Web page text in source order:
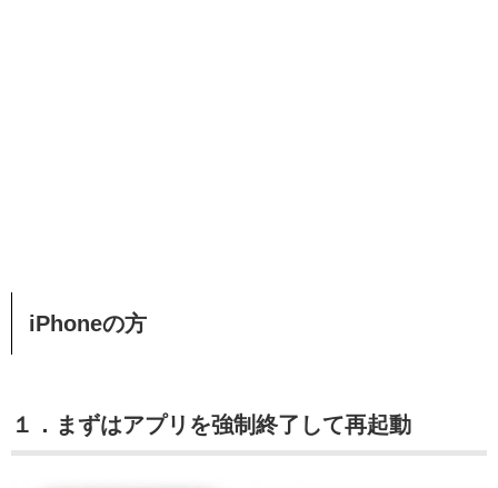
iPhoneの方
１．まずはアプリを強制終了して再起動